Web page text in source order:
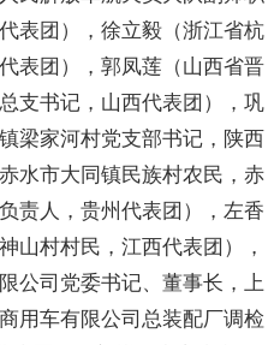
表团），徐立毅（浙江省杭
表团），郭凤莲（山西省晋
支书记，山西代表团），巩
梁家河村党支部书记，陕西
水市大同镇民族村农民，赤
责人，贵州代表团），左香
山村村民，江西代表团），
公司党委书记、董事长，上
用车有限公司总装配厂调检